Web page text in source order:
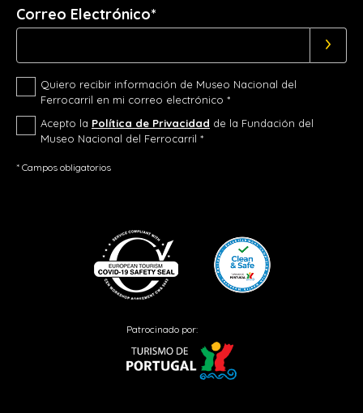
Correo Electrónico*
Quiero recibir información de Museo Nacional del
Ferrocarril en mi correo electrónico *
Acepto la Política de Privacidad de la Fundación del
Museo Nacional del Ferrocarril *
* Campos obligatorios
Patrocinado por: